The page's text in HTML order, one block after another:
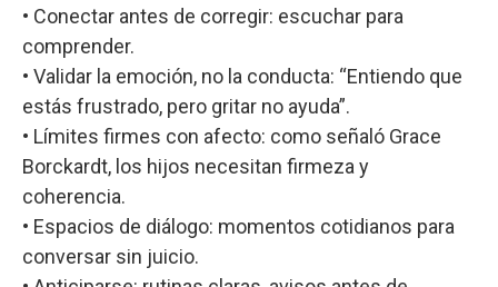
• Conectar antes de corregir: escuchar para
comprender.
• Validar la emoción, no la conducta: “Entiendo que
estás frustrado, pero gritar no ayuda”.
• Límites firmes con afecto: como señaló Grace
Borckardt, los hijos necesitan firmeza y
coherencia.
• Espacios de diálogo: momentos cotidianos para
conversar sin juicio.